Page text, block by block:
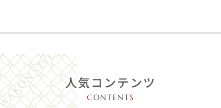
人気コンテンツ
CONTENTS